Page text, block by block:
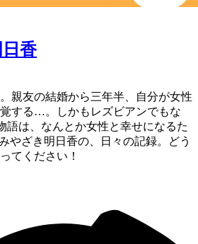
香
親友の結婚から三年半、自分が女性
する…。しかもレズビアンでもな
語は、なんとか女性と幸せになるた
やざき明日香の、日々の記録。どう
てください！